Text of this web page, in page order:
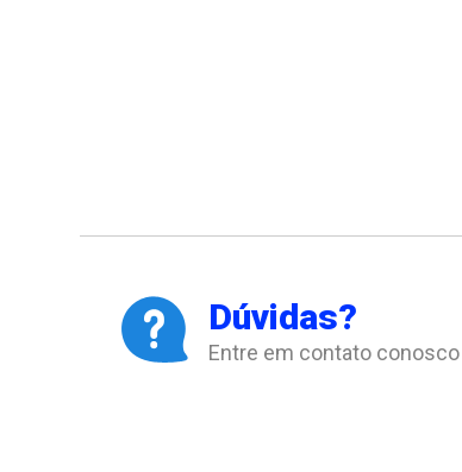
Dúvidas?
Entre em contato conosco